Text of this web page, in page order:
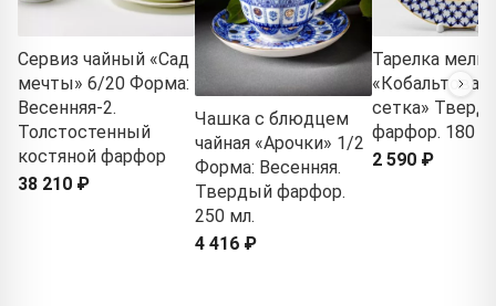
Сервиз чайный «Сад
мечты» 6/20 Форма:
Весенняя-2.
Толстостенный
костяной фарфор
38 210 ₽
Чашка с блюдцем
чайная «Арочки» 1/2
Форма: Весенняя.
Твердый фарфор.
250 мл.
4 416 ₽
Тарелка
«Кобальтовая
сетка»
фарфор. 180
2 590 ₽